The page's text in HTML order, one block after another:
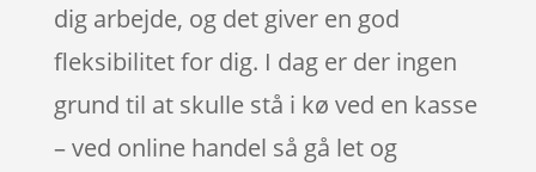
dig arbejde, og det giver en god
fleksibilitet for dig. I dag er der ingen
grund til at skulle stå i kø ved en kasse
– ved online handel så gå let og